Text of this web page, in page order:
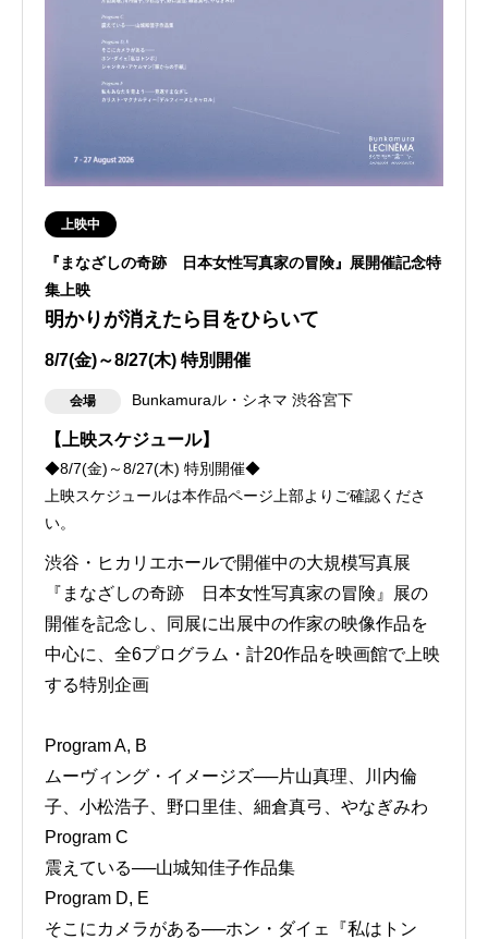
上映中
『まなざしの奇跡 日本女性写真家の冒険』展開催記念特
集上映
明かりが消えたら目をひらいて
8/7(金)～8/27(木) 特別開催
会場 Bunkamuraル・シネマ 渋谷宮下
【上映スケジュール】
◆8/7(金)～8/27(木) 特別開催◆
上映スケジュールは本作品ページ上部よりご確認くださ
い。
渋谷・ヒカリエホールで開催中の大規模写真展
『まなざしの奇跡 日本女性写真家の冒険』展の
開催を記念し、同展に出展中の作家の映像作品を
中心に、全6プログラム・計20作品を映画館で上映
する特別企画
Program A, B
ムーヴィング・イメージズ──片山真理、川内倫
子、小松浩子、野口里佳、細倉真弓、やなぎみわ
Program C
震えている──山城知佳子作品集
Program D, E
そこにカメラがある──ホン・ダイェ『私はトン